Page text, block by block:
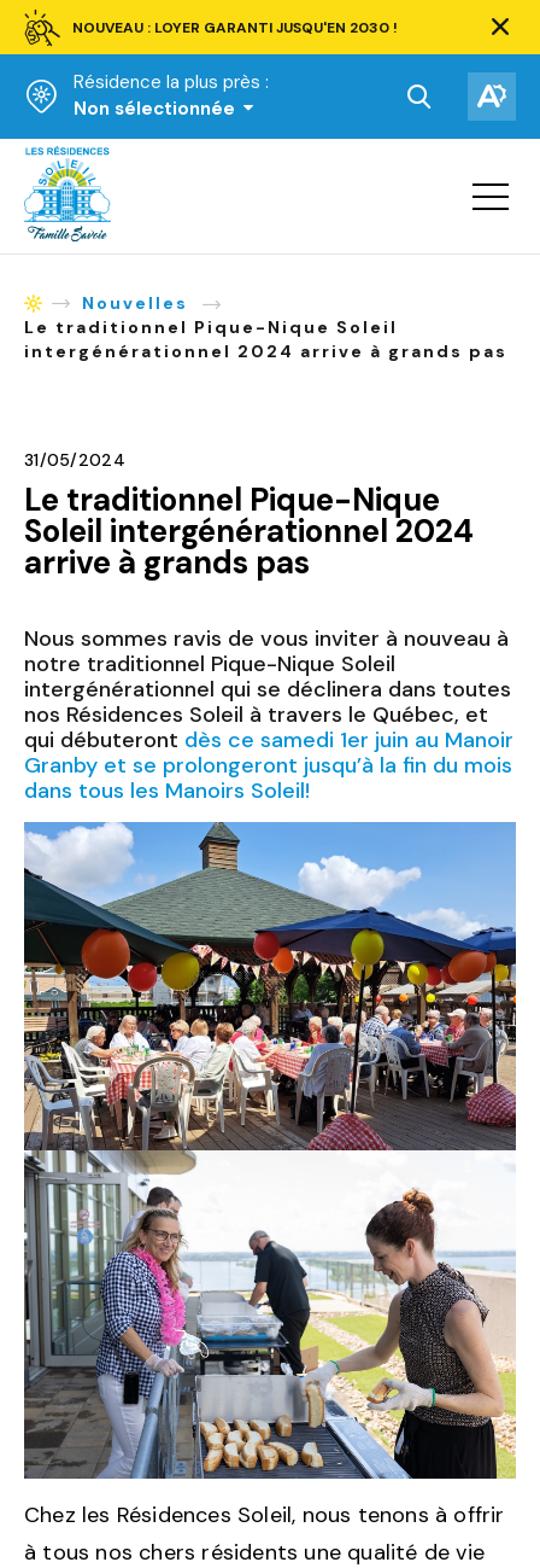
NOUVEAU : LOYER GARANTI JUSQU'EN 2030 !
barre
Résidence la plus près :
Non sélectionnée
Ouvrir
la
recherche.
la
Accueil
Ouvrir
la
AccueilNouvelles
Le traditionnel Pique-Nique Soleil
intergénérationnel 2024 arrive à grands pas
31/05/2024
Le traditionnel Pique-Nique
Soleil intergénérationnel 2024
arrive à grands pas
Nous sommes ravis de vous inviter à nouveau à
notre traditionnel Pique-Nique Soleil
intergénérationnel qui se déclinera dans toutes
nos Résidences Soleil à travers le Québec, et
qui débuteront dès ce samedi 1er juin au Manoir
Granby et se prolongeront jusqu’à la fin du mois
dans tous les Manoirs Soleil!
Chez les Résidences Soleil, nous tenons à offrir
à tous nos chers résidents une qualité de vie